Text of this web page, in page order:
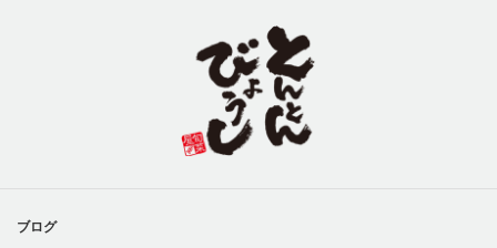
ブログ